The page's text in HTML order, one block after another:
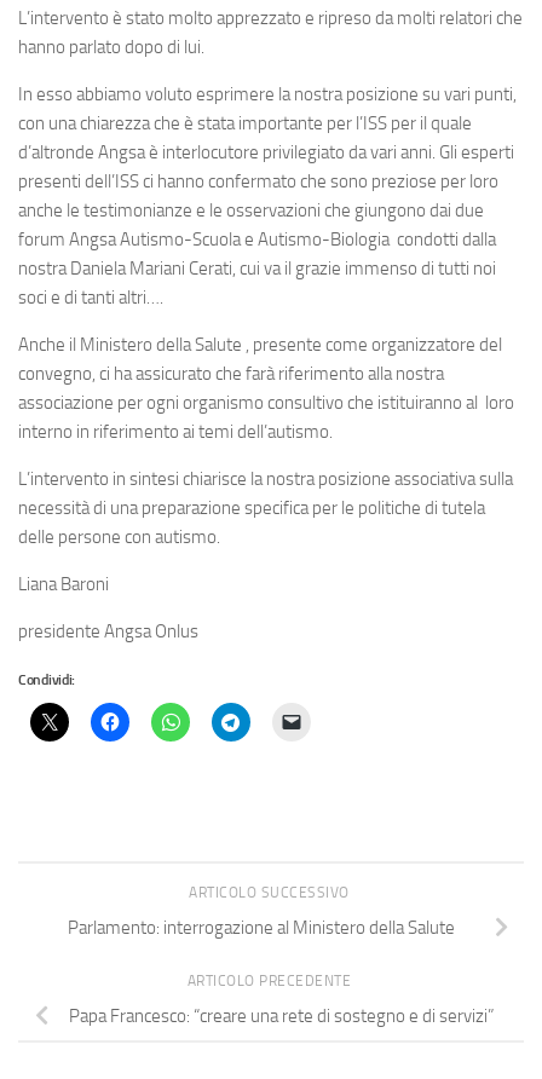
L’intervento è stato molto apprezzato e ripreso da molti relatori che
hanno parlato dopo di lui.
In esso abbiamo voluto esprimere la nostra posizione su vari punti,
con una chiarezza che è stata importante per l’ISS per il quale
d’altronde Angsa è interlocutore privilegiato da vari anni. Gli esperti
presenti dell’ISS ci hanno confermato che sono preziose per loro
anche le testimonianze e le osservazioni che giungono dai due
forum Angsa Autismo-Scuola e Autismo-Biologia condotti dalla
nostra Daniela Mariani Cerati, cui va il grazie immenso di tutti noi
soci e di tanti altri….
Anche il Ministero della Salute , presente come organizzatore del
convegno, ci ha assicurato che farà riferimento alla nostra
associazione per ogni organismo consultivo che istituiranno al loro
interno in riferimento ai temi dell’autismo.
L’intervento in sintesi chiarisce la nostra posizione associativa sulla
necessità di una preparazione specifica per le politiche di tutela
delle persone con autismo.
Liana Baroni
presidente Angsa Onlus
Condividi:
ARTICOLO SUCCESSIVO
Parlamento: interrogazione al Ministero della Salute
ARTICOLO PRECEDENTE
Papa Francesco: “creare una rete di sostegno e di servizi”